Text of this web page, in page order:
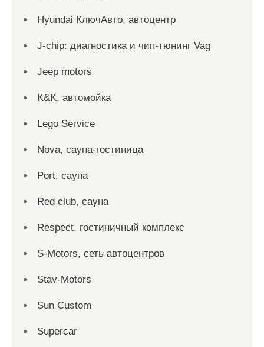
Hyundai КлючАвто, автоцентр
J-chip: диагностика и чип-тюнинг Vag
Jeep motors
K&K, автомойка
Lego Service
Nova, сауна-гостиница
Port, сауна
Red сlub, сауна
Respect, гостиничный комплекс
S-Motors, сеть автоцентров
Stav-Motors
Sun Custom
Supercar